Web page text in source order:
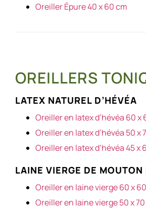
Oreiller Épure 40 x 60 cm
OREILLERS
LATEX NATUREL D’HÉVÉA
Oreiller en latex d’hévéa 60 x
Oreiller en latex d’hévéa 50 x
Oreiller en latex d’hévéa 45 x
LAINE VIERGE DE MOUTON
Oreiller en laine vierge 60 x
Oreiller en laine vierge 50 x